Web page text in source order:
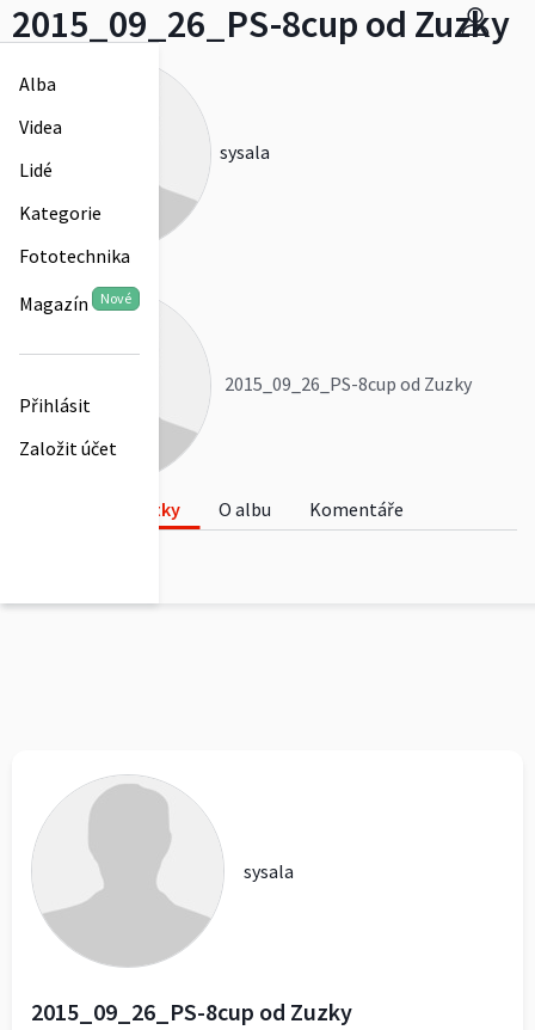
Alba
Videa
Lidé
Kategorie
Fototechnika
Magazín Nové
Přihlásit
Založit účet
2015_09_26_PS-8cup od Zuzky
sysala
0
2015_09_26_PS-8cup od Zuzky
Fotky O albu
Komentáře
sysala
2015_09_26_PS-8cup od Zuzky